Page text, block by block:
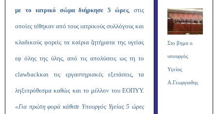
με το ιατρικό σώμα διήρκησε 5 ώρες, στις
οποίες τέθηκαν από τους ιατρικούς συλλόγους και
κλαδικούς φορείς τα καίρια ζητήματα της υγείας
εφ όλης της ύλης, από τις απολύσεις ως τη το
clawbackκαι τις εργαστηριακές εξετάσεις, τα
ληξιπρόθεσμα καθώς και το μέλλον του ΕΟΠΥΥ.
«Για πρώτη φορά κάθισε Υπουργός Υγείας 5 ώρες
Στο βημα ο
υπουργός
Υγείας
Α.Γεωργιαδης